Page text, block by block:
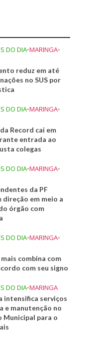
DO DIA•MARINGA•
reduz em até
no SUS por
DO DIA•MARINGA•
Record cai em
entrada ao
colegas
DO DIA•MARINGA•
da PF
direção em meio a
órgão com
DO DIA•MARINGA•
combina com
com seu signo
DO DIA•MARINGA
intensifica serviços
e manutenção no
Municipal para o